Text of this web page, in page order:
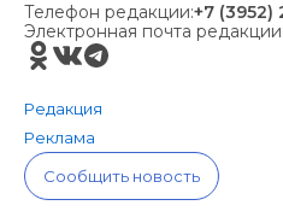
Телефон редакции:+7 (3952)
Электронная почта редакции:
Редакция
Реклама
Сообщить новость